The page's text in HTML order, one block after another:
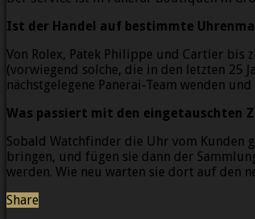
Ist der Handel auf bestimmte
Von Rolex, Patek Philippe und Cartier bis
(vorwiegend solche, die in den letzten 25
nächstgelegene Panerai-Team wenden
Was passiert mit den eingetauschten
Sobald Watchfinder die Uhr vom Kunden
bringen, und fügen sie dann der
werden. Wie neu warten sie dort auf den
Share